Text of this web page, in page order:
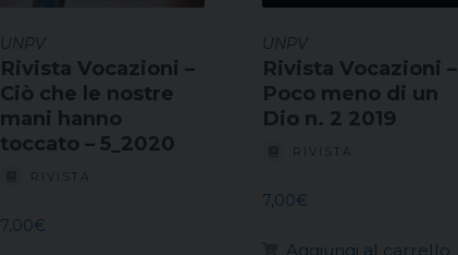
UNPV
Rivista Vocazioni –
Ciò che le nostre
mani hanno
toccato – 5_2020
RIVISTA
7,00€
UNPV
Rivista Vocazioni –
Poco meno di un
Dio n. 2 2019
RIVISTA
7,00€
Aggiungi al carrello